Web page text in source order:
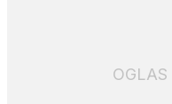
OGLAS